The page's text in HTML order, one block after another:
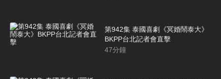
第942集 泰國喜劇《冥婚鬧泰大》
BKPP台北記者會直擊
47分鐘